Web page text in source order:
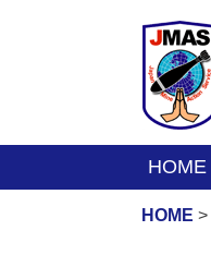
へ
キ
HOME
HOME >